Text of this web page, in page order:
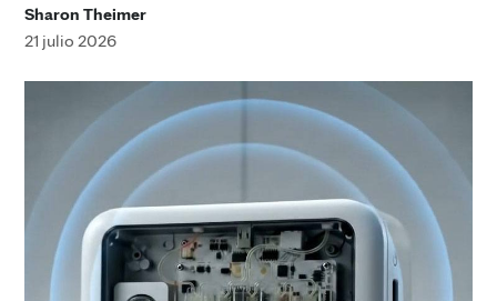
Sharon Theimer
21 julio 2026